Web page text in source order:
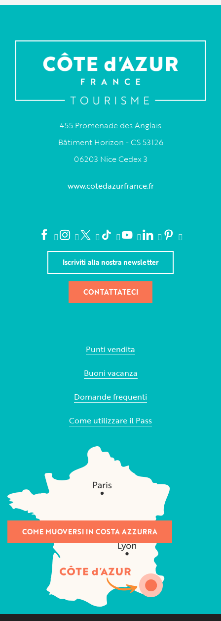
455 Promenade des Anglais
Bâtiment Horizon - CS 53126
06203 Nice Cedex 3
www.cotedazurfrance.fr
Iscriviti alla nostra newsletter
CONTATTATECI
Punti vendita
Buoni vacanza
Domande frequenti
Come utilizzare il Pass
COME MUOVERSI IN COSTA AZZURRA